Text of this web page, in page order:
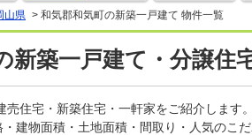
山県 > 和気郡和気町の新築一戸建て 物件一覧
新築一戸建て・分譲住
住宅・新築住宅・一軒家をご紹介しま
建物面積・土地面積・間取り・人気のこ